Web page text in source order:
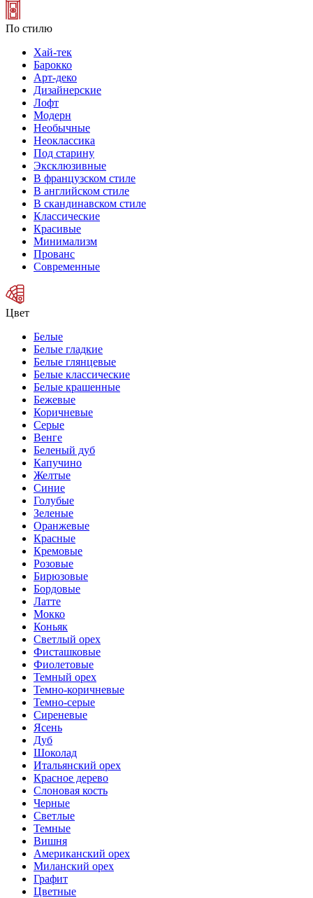
По стилю
Хай-тек
Барокко
Арт-деко
Дизайнерские
Лофт
Модерн
Необычные
Неоклассика
Под старину
Эксклюзивные
В французском стиле
В английском стиле
В скандинавском стиле
Классические
Красивые
Минимализм
Прованс
Современные
Цвет
Белые
Белые гладкие
Белые глянцевые
Белые классические
Белые крашенные
Бежевые
Коричневые
Серые
Венге
Беленый дуб
Капучино
Желтые
Синие
Голубые
Зеленые
Оранжевые
Красные
Кремовые
Розовые
Бирюзовые
Бордовые
Латте
Мокко
Коньяк
Светлый орех
Фисташковые
Фиолетовые
Темный орех
Темно-коричневые
Темно-серые
Сиреневые
Ясень
Дуб
Шоколад
Итальянский орех
Красное дерево
Слоновая кость
Черные
Светлые
Темные
Вишня
Американский орех
Миланский орех
Графит
Цветные